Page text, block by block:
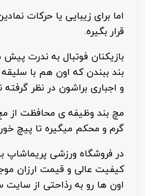
اما برای زیبایی یا حرکات
قرار بگیره.
بازیکنان فوتبال به ندرت
بند ببندن که اون هم با
و اجباری براشون در نظر
مچ بند وظیفه ی محافظت از
گرم و محکم میگیره تا پیچ
در فروشگاه ورزشی پریماشاپ
کیفیت عالی و قیمت ارزان
اون ها رو به رذاحتی از